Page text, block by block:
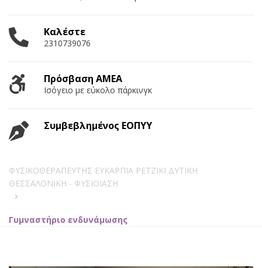
Καλέστε
2310739076
Πρόσβαση ΑΜΕΑ
Ισόγειο με εύκολο πάρκινγκ
Συμβεβλημένος ΕΟΠΥΥ
ΦΥΣΙΚΟΘΕΡΑΠΕΥΤΗΣ ΕΥΚΑΡΠΙΑ ΡΕΤΖΙΚΙ ΔΥΤΙΚΗ
ΘΕΣΣΑΛΟΝΙΚΗ - ΦΥΣΙΟΪΑΣΗ
Γυμναστήριο ενδυνάμωσης